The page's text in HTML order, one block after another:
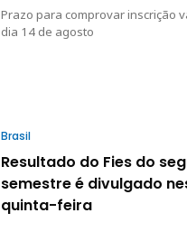
Prazo para comprovar inscrição
dia 14 de agosto
Brasil
Resultado do Fies do
semestre é divulgado
quinta-feira